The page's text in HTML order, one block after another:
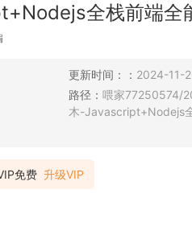
全栈前端全
更新时间：： 2024-11-
路径： 喂家77250574/
木-Javascript+Nodejs
免费 升级VIP